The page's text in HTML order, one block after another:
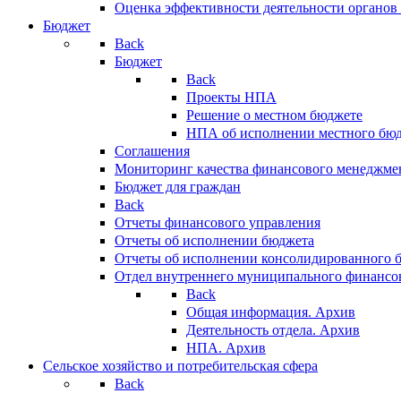
Оценка эффективности деятельности
Бюджет
Back
Бюджет
Back
Проекты НПА
Решение о местном бюджете
НПА об исполнении местного
Соглашения
Мониторинг качества финансового
Бюджет для граждан
Back
Отчеты финансового управления
Отчеты об исполнении бюджета
Отчеты об исполнении консолидированного
Отдел внутреннего муниципального
Back
Общая информация. Архив
Деятельность отдела. Архив
НПА. Архив
Сельское хозяйство и потребительская сфера
Back